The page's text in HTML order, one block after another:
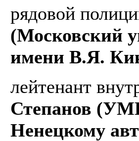
рядовой
(Московский
имени В.Я.
лейтенант
Степанов
Ненецкому